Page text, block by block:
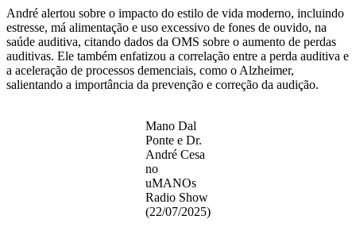
André alertou sobre o impacto do estilo de vida moderno, incluindo
estresse, má alimentação e uso excessivo de fones de ouvido, na
saúde auditiva, citando dados da OMS sobre o aumento de perdas
auditivas. Ele também enfatizou a correlação entre a perda auditiva e
a aceleração de processos demenciais, como o Alzheimer,
salientando a importância da prevenção e correção da audição.
Mano Dal
Ponte e Dr.
André Cesa
no
uMANOs
Radio Show
(22/07/2025)